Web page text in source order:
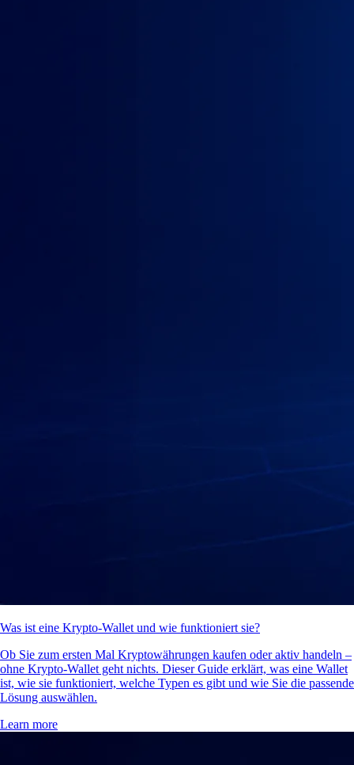
Was ist eine Krypto-Wallet und wie funktioniert sie?
Ob Sie zum ersten Mal Kryptowährungen kaufen oder aktiv handeln –
ohne Krypto-Wallet geht nichts. Dieser Guide erklärt, was eine Wallet
ist, wie sie funktioniert, welche Typen es gibt und wie Sie die passende
Lösung auswählen.
Learn more